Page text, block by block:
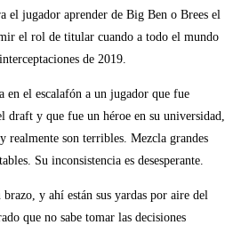
el jugador aprender de Big Ben o Brees el
el rol de titular cuando a todo el mundo
de 2019.
en el escalafón a un jugador que fue
draft y que fue un héroe en su universidad,
realmente son terribles. Mezcla grandes
Su inconsistencia es desesperante.
y ahí están sus yardas por aire del
que no sabe tomar las decisiones